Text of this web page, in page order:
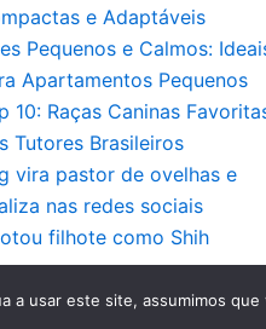
e Adaptáveis
Pequenos e Calmos:
Apartamentos Pequenos
10: Raças Caninas
Tutores Brasileiros
vira pastor de ovelhas e
nas redes sociais
filhote como Shih
a usar este site, assumimos